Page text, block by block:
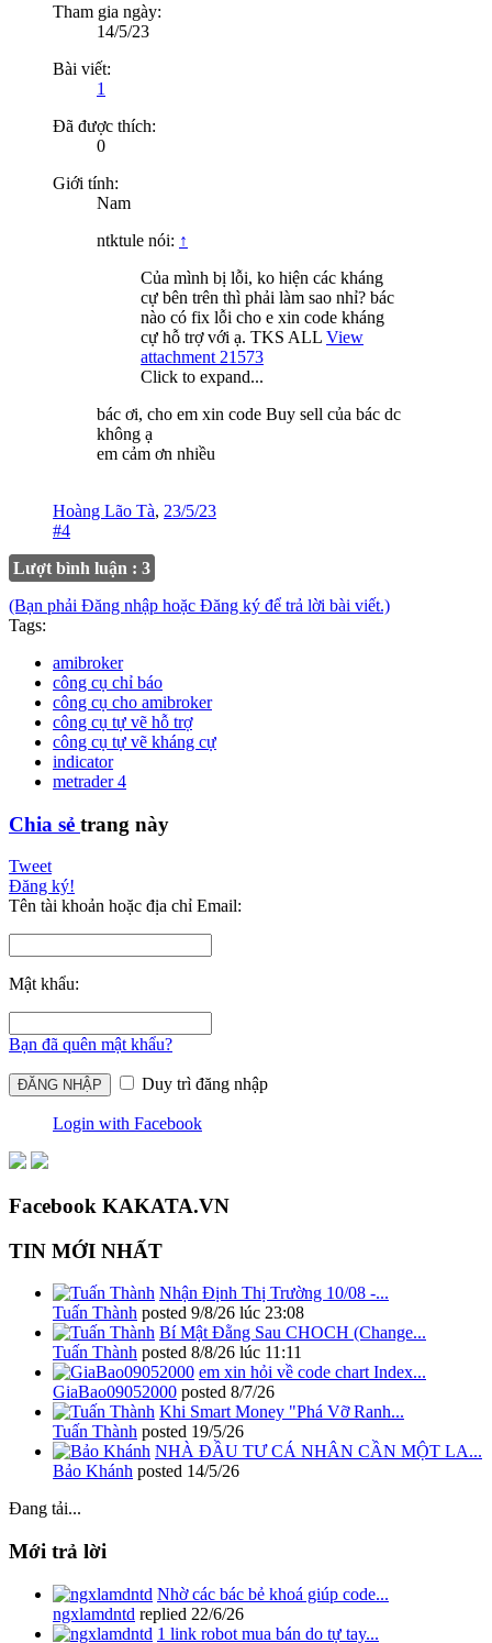
Tham gia ngày:
14/5/23
Bài viết:
1
Đã được thích:
0
Giới tính:
Nam
ntktule nói: ↑
Của mình bị lỗi, ko hiện các kháng
cự bên trên thì phải làm sao nhỉ? bác
nào có fix lỗi cho e xin code kháng
cự hỗ trợ với ạ. TKS ALL View
attachment 21573
Click to expand...
bác ơi, cho em xin code Buy sell của bác dc
không ạ
em cảm ơn nhiều
Hoàng Lão Tà, 23/5/23
#4
Lượt bình luận : 3
(Bạn phải Đăng nhập hoặc Đăng ký để trả lời bài viết.)
Tags:
amibroker
công cụ chỉ báo
công cụ cho amibroker
công cụ tự vẽ hỗ trợ
công cụ tự vẽ kháng cự
indicator
metrader 4
Chia sẻ trang này
Tweet
Đăng ký!
Tên tài khoản hoặc địa chỉ Email:
Mật khẩu:
Bạn đã quên mật khẩu?
Duy trì đăng nhập
Login with Facebook
Facebook KAKATA.VN
TIN MỚI NHẤT
Nhận Định Thị Trường 10/08 -...
Tuấn Thành posted 9/8/26 lúc 23:08
Bí Mật Đằng Sau CHOCH (Change...
Tuấn Thành posted 8/8/26 lúc 11:11
em xin hỏi về code chart Index...
GiaBao09052000 posted 8/7/26
Khi Smart Money "Phá Vỡ Ranh...
Tuấn Thành posted 19/5/26
NHÀ ĐẦU TƯ CÁ NHÂN CẦN MỘT LA...
Bảo Khánh posted 14/5/26
Đang tải...
Mới trả lời
Nhờ các bác bẻ khoá giúp code...
ngxlamdntd replied 22/6/26
1 link robot mua bán do tự tay...